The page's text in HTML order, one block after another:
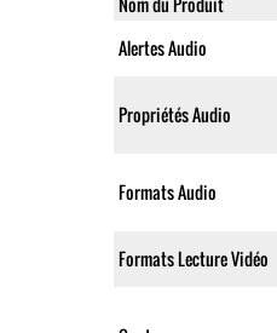
Alertes Audio
Propriétés Audio
Formats Audio
Formats Lecture Vidéo